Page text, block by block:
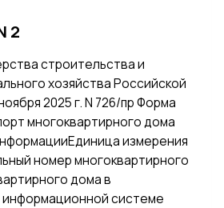
2
строительства и
хозяйства Российской
2025 г. N 726/пр Форма
многоквартирного дома
измерения
номер многоквартирного
дома в
системе